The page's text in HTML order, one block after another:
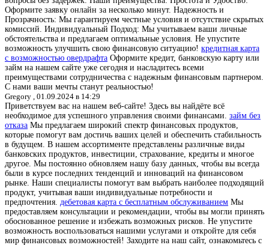
Оформите заявку онлайн за несколько минут. Надежность и
Прозрачность: Мы гарантируем честные условия и отсутствие скрытых
комиссий. Индивидуальный Подход: Мы учитываем ваши личные
обстоятельства и предлагаем оптимальные условия. Не упустите
возможность улучшить свою финансовую ситуацию! кредитная карта
с возможностью овердрафта Оформите кредит, банковскую карту или
займ на нашем сайте уже сегодня и насладитесь всеми
преимуществами сотрудничества с надежным финансовым партнером.
С нами ваши мечты станут реальностью!
Gregory , 01.09.2024 в 14:29
Приветствуем вас на нашем веб-сайте! Здесь вы найдёте всё
необходимое для успешного управления своими финансами. займ без
отказа Мы предлагаем широкий спектр финансовых продуктов,
которые помогут вам достичь ваших целей и обеспечить стабильность
в будущем. В нашем ассортименте представлены различные виды
банковских продуктов, инвестиции, страхование, кредиты и многое
другое. Мы постоянно обновляем нашу базу данных, чтобы вы всегда
были в курсе последних тенденций и инноваций на финансовом
рынке. Наши специалисты помогут вам выбрать наиболее подходящий
продукт, учитывая ваши индивидуальные потребности и
предпочтения. дебетовая карта с бесплатным обслуживанием Мы
предоставляем консультации и рекомендации, чтобы вы могли принять
обоснованное решение и избежать возможных рисков. Не упустите
возможность воспользоваться нашими услугами и откройте для себя
мир финансовых возможностей! Заходите на наш сайт, ознакомьтесь с